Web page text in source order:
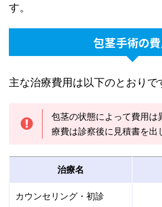
す。
包茎手術の
主な治療費用は以下のとおりで
包茎の状態によって費用は
療費は診察後に見積書を出
治療名
カウンセリング・初診